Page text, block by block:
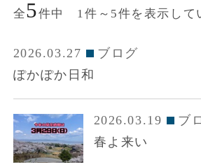
全5件中 1件～5件を表示して
2026.03.27
ブログ
ぽかぽか日和
2026.03.19
ブ
春よ来い